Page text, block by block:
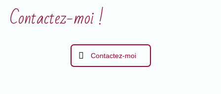
Contactez-moi !
Contactez-moi